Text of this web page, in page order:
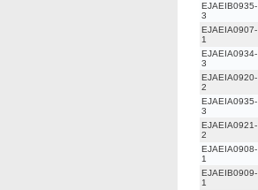
EJAEIB0935-
3
EJAEIA0907-
1
EJAEIA0934-
3
EJAEIA0920-
2
EJAEIA0935-
3
EJAEIA0921-
2
EJAEIA0908-
1
EJAEIB0909-
1